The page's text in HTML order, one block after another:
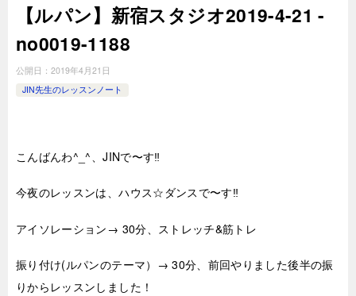
【ルパン】新宿スタジオ2019-4-21 -
no0019-1188
公開日： 2019年4月21日
JIN先生のレッスンノート
こんばんわ^_^、JINで〜す‼︎
今夜のレッスンは、ハウス☆ダンスで〜す‼︎
アイソレーション→ 30分、ストレッチ&筋トレ
振り付け(ルパンのテーマ）→ 30分、前回やりました後半の振
りからレッスンしました！